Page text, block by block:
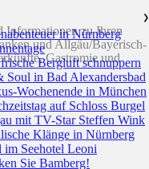
Informationen zu Ihren
und Allgäu/Bayerisch-
Gastromie und
❯
in Nürnberg
Bergluft schnuppern
in Bad Alexandersbad
Wochenende in München
auf Schloss Burgel
mit TV-Star Steffen Wink
Klänge in Nürnberg
Seehotel Leoni
Sie Bamberg!